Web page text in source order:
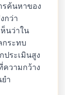
ค้นหาของ
กว่า
นว่าใน
ระทบ
ประเมินสูง
วามกว้าง
ำ